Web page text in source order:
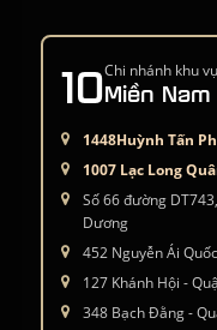
10Chi nhánh khu
Miền Nam
1448Huỳnh Tấn
1007 Lạc Long
Số 66 đường
Dương
452 Nguyễn Ái
127 Khánh Hội -
348 Bạch Đằng -